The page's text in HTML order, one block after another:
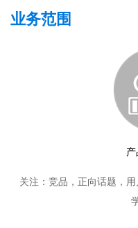
业务范围
关注：竞品，正向话题，